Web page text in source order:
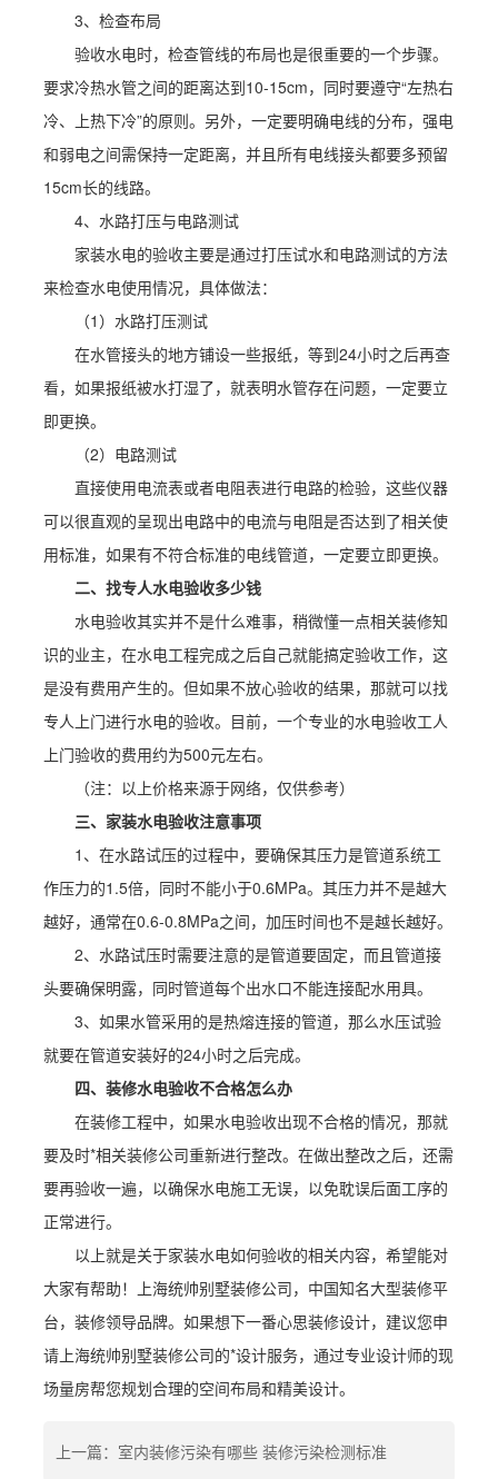
3、检查布局
验收水电时，检查管线的布局也是很重要的一个步骤。
要求冷热水管之间的距离达到10-15cm，同时要遵守“左热右
冷、上热下冷”的原则。另外，一定要明确电线的分布，强电
和弱电之间需保持一定距离，并且所有电线接头都要多预留
15cm长的线路。
4、水路打压与电路测试
家装水电的验收主要是通过打压试水和电路测试的方法
来检查水电使用情况，具体做法：
（1）水路打压测试
在水管接头的地方铺设一些报纸，等到24小时之后再查
看，如果报纸被水打湿了，就表明水管存在问题，一定要立
即更换。
（2）电路测试
直接使用电流表或者电阻表进行电路的检验，这些仪器
可以很直观的呈现出电路中的电流与电阻是否达到了相关使
用标准，如果有不符合标准的电线管道，一定要立即更换。
二、找专人水电验收多少钱
水电验收其实并不是什么难事，稍微懂一点相关装修知
识的业主，在水电工程完成之后自己就能搞定验收工作，这
是没有费用产生的。但如果不放心验收的结果，那就可以找
专人上门进行水电的验收。目前，一个专业的水电验收工人
上门验收的费用约为500元左右。
（注：以上价格来源于网络，仅供参考）
三、家装水电验收注意事项
1、在水路试压的过程中，要确保其压力是管道系统工
作压力的1.5倍，同时不能小于0.6MPa。其压力并不是越大
越好，通常在0.6-0.8MPa之间，加压时间也不是越长越好。
2、水路试压时需要注意的是管道要固定，而且管道接
头要确保明露，同时管道每个出水口不能连接配水用具。
3、如果水管采用的是热熔连接的管道，那么水压试验
就要在管道安装好的24小时之后完成。
四、装修水电验收不合格怎么办
在装修工程中，如果水电验收出现不合格的情况，那就
要及时*相关装修公司重新进行整改。在做出整改之后，还需
要再验收一遍，以确保水电施工无误，以免耽误后面工序的
正常进行。
以上就是关于家装水电如何验收的相关内容，希望能对
大家有帮助！上海统帅别墅装修公司，中国知名大型装修平
台，装修领导品牌。如果想下一番心思装修设计，建议您申
请上海统帅别墅装修公司的*设计服务，通过专业设计师的现
场量房帮您规划合理的空间布局和精美设计。
上一篇：室内装修污染有哪些 装修污染检测标准